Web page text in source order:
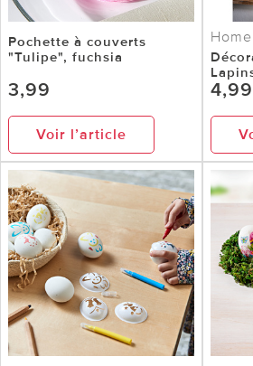
Pochette à couverts
"Tulipe", fuchsia
3,99
Voir l’article
4,99